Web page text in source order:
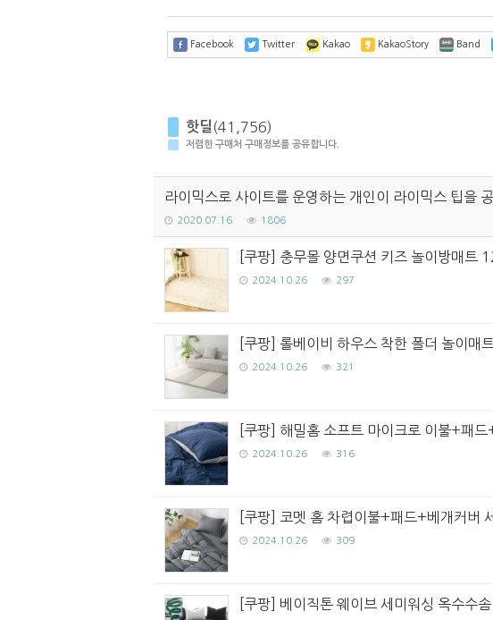
Facebook Twitter Kakao KakaoStory Band
핫딜 (41,756)
저렴한 구매처 구매정보를 공유합니다.
라이믹스로 사이트를 운영하는 개인이 라이믹스 팁을
2020.07.16 1806
[쿠팡] 충무몰 양면쿠션 키즈 놀이방매트
2024.10.26 297
[쿠팡] 롤베이비 하우스 착한 폴더 놀이매
2024.10.26 321
[쿠팡] 해밀홈 소프트 마이크로 이불+패
2024.10.26 316
[쿠팡] 코멧 홈 차렵이불+패드+베개커버
2024.10.26 309
[쿠팡] 베이직톤 웨이브 세미워싱 옥수수